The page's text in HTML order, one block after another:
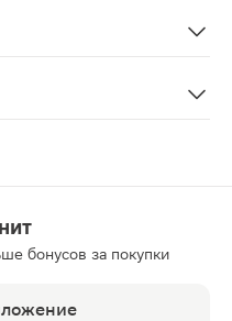
бонусов за покупки